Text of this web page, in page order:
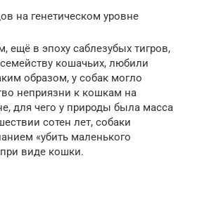
на генетическом уровне
ещё в эпоху саблезубых тигров,
кошачьих, любили
образом, у собак могло
неприязни к кошкам на
для чего у природы была масса
сотен лет, собаки
«убить маленького
при виде кошки.